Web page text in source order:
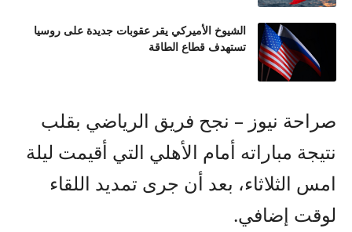
الشيوخ الأميركي يقر عقوبات جديدة على روسيا
تستهدف قطاع الطاقة
صراحة نيوز – نجح فريق الرياضي بقلب
نتيجة مباراته أمام الأهلي التي أقيمت ليلة
امس الثلاثاء، بعد أن جرى تمديد اللقاء
لوقت إضافي.